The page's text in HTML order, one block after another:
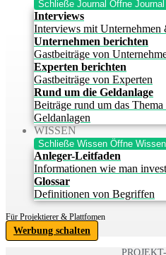
Schließe Journal Öffne Journal
Interviews
Interviews mit Unternehmen
Unternehmen berichten
Gastbeiträge von
Experten berichten
Gastbeiträge von Experten
Rund um die Geldanlage
Beiträge rund um das
Geldanlagen
WISSEN
Schließe Wissen Öffne Wissen
Anleger-Leitfaden
Informationen wie man
Glossar
Definitionen von Begriffen
Für Projektierer & Plattfomen
Werbung schalten